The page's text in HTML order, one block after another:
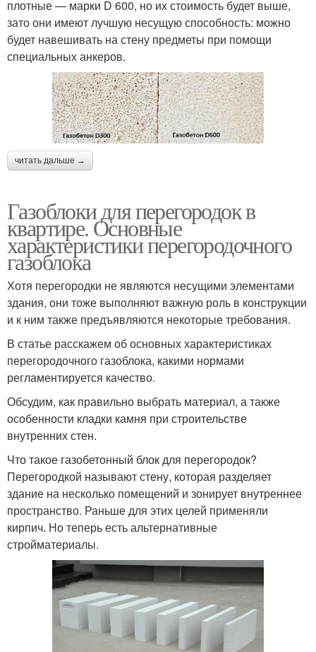
плотные — марки D 600, но их стоимость будет выше,
зато они имеют лучшую несущую способность: можно
будет навешивать на стену предметы при помощи
специальных анкеров.
читать дальше →
Газоблоки для перегородок в
квартире. Основные
характеристики перегородочного
газоблока
Хотя перегородки не являются несущими элементами
здания, они тоже выполняют важную роль в конструкции
и к ним также предъявляются некоторые требования.
В статье расскажем об основных характеристиках
перегородочного газоблока, какими нормами
регламентируется качество.
Обсудим, как правильно выбрать материал, а также
особенности кладки камня при строительстве
внутренних стен.
Что такое газобетонный блок для перегородок?
Перегородкой называют стену, которая разделяет
здание на несколько помещений и зонирует внутреннее
пространство. Раньше для этих целей применяли
кирпич. Но теперь есть альтернативные
стройматериалы.